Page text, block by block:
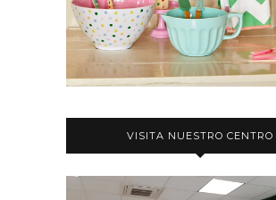
VISITA NUESTRO CENTRO